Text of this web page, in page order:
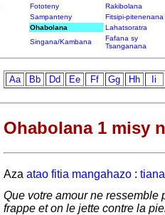
Fototeny
Rakibolana
Sampanteny
Fitsipi-pitenenana
Ohabolana
Lahatsoratra
Singana/Kambana
Fafana sy
Tsanganana
Aa Bb Dd Ee Ff Gg Hh Ii
Ohabolana 1 misy
Aza atao fitia mangahazo: tiana
Que votre amour ne ressemble
frappe et on le jette contre la